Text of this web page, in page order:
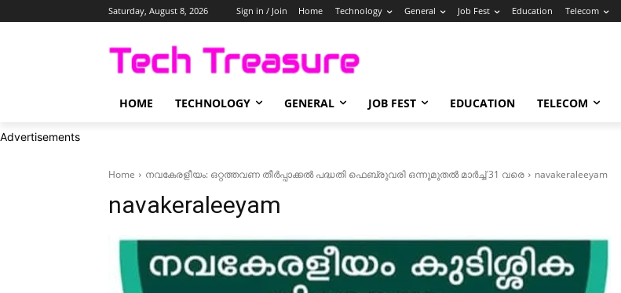
Saturday, August 8, 2026 Sign in / Join Home Technology General Job Fest Education Telecom
HOME TECHNOLOGY GENERAL JOB FEST EDUCATION TELECOM
Advertisements
Home നവകേരളീയം: ഒറ്റത്തവണ തീർപ്പാക്കൽ പദ്ധതി ഫെബ്രുവരി ഒന്നുമുതൽ മാർച്ച് 31 വരെ navakeraleeyam
navakeraleeyam